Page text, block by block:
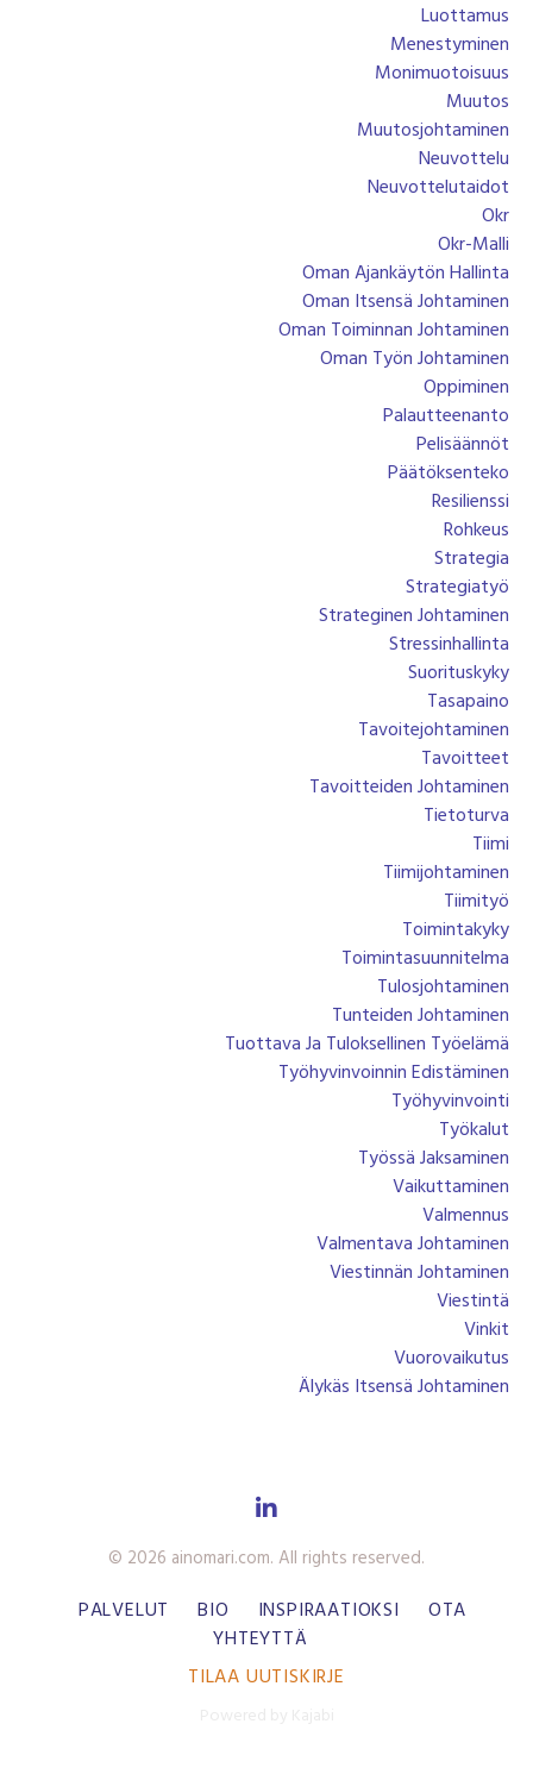
Luottamus
Menestyminen
Monimuotoisuus
Muutos
Muutosjohtaminen
Neuvottelu
Neuvottelutaidot
Okr
Okr-Malli
Oman Ajankäytön Hallinta
Oman Itsensä Johtaminen
Oman Toiminnan Johtaminen
Oman Työn Johtaminen
Oppiminen
Palautteenanto
Pelisäännöt
Päätöksenteko
Resilienssi
Rohkeus
Strategia
Strategiatyö
Strateginen Johtaminen
Stressinhallinta
Suorituskyky
Tasapaino
Tavoitejohtaminen
Tavoitteet
Tavoitteiden Johtaminen
Tietoturva
Tiimi
Tiimijohtaminen
Tiimityö
Toimintakyky
Toimintasuunnitelma
Tulosjohtaminen
Tunteiden Johtaminen
Tuottava Ja Tuloksellinen Työelämä
Työhyvinvoinnin Edistäminen
Työhyvinvointi
Työkalut
Työssä Jaksaminen
Vaikuttaminen
Valmennus
Valmentava Johtaminen
Viestinnän Johtaminen
Viestintä
Vinkit
Vuorovaikutus
Älykäs Itsensä Johtaminen
© 2026 ainomari.com. All rights reserved.
PALVELUT BIO INSPIRAATIOKSI
OTA
YHTEYTTÄ
TILAA UUTISKIRJE